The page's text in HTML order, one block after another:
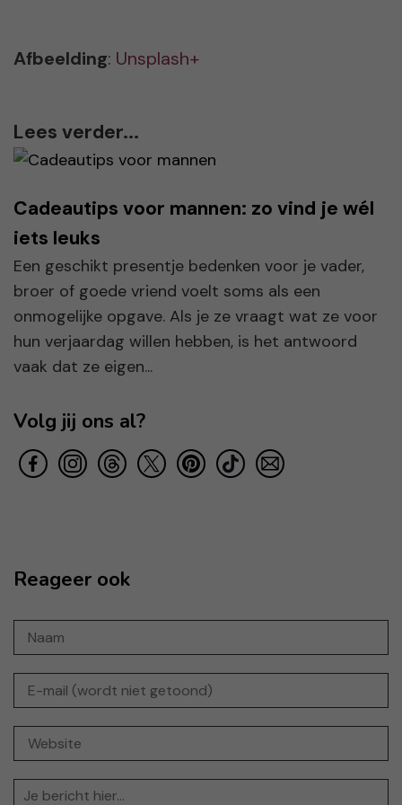
Afbeelding: Unsplash+
Lees verder...
Cadeautips voor mannen: zo vind je wél
iets leuks
Een geschikt presentje bedenken voor je vader,
broer of goede vriend voelt soms als een
onmogelijke opgave. Als je ze vraagt wat ze voor
hun verjaardag willen hebben, is het antwoord
vaak dat ze eigen...
Volg jij ons al?
Reageer ook